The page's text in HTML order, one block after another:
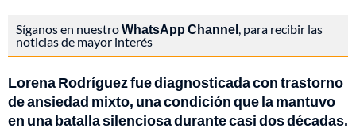
Síganos en nuestroWhatsApp Channel, para recibir las
noticias de mayor interés
Lorena Rodríguez fue diagnosticada con trastorno
de ansiedad mixto, una condición que la mantuvo
en una batalla silenciosa durante casi dos décadas.